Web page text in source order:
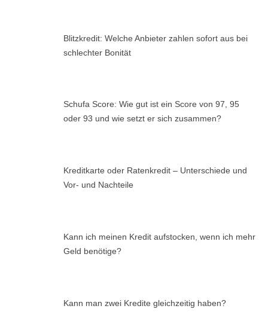
Blitzkredit: Welche Anbieter zahlen sofort aus bei
schlechter Bonität
Schufa Score: Wie gut ist ein Score von 97, 95
oder 93 und wie setzt er sich zusammen?
Kreditkarte oder Ratenkredit – Unterschiede und
Vor- und Nachteile
Kann ich meinen Kredit aufstocken, wenn ich mehr
Geld benötige?
Kann man zwei Kredite gleichzeitig haben?